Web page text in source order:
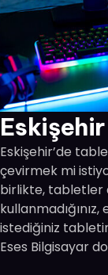
Eskişehir’de
çevirmek mi
birlikte, tabletler
istediğiniz
Eses Bilgisayar